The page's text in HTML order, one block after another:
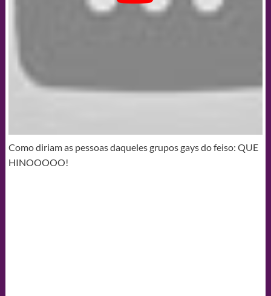
Como diriam as pessoas daqueles grupos gays do feiso: QUE
HINOOOOO!